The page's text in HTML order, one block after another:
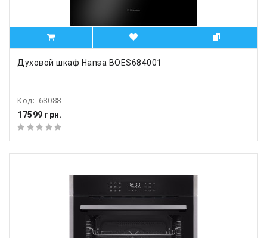
Духовой шкаф Hansa BOES684001
Код: 68088
17599 грн.